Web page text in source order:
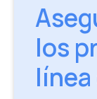
los